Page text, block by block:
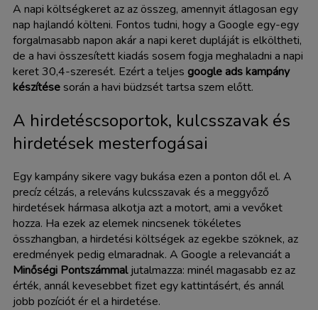
A napi költségkeret az az összeg, amennyit átlagosan egy
nap hajlandó költeni. Fontos tudni, hogy a Google egy-egy
forgalmasabb napon akár a napi keret dupláját is elköltheti,
de a havi összesített kiadás sosem fogja meghaladni a napi
keret 30,4-szeresét. Ezért a teljes google ads kampány
készítésesorán a havi büdzsét tartsa szem előtt.
A hirdetéscsoportok, kulcsszavak és
hirdetések mesterfogásai
Egy kampány sikere vagy bukása ezen a ponton dől el. A
precíz célzás, a releváns kulcsszavak és a meggyőző
hirdetések hármasa alkotja azt a motort, ami a vevőket
hozza. Ha ezek az elemek nincsenek tökéletes
összhangban, a hirdetési költségek az egekbe szöknek, az
eredmények pedig elmaradnak. A Google a relevanciát a
Minőségi Pontszámmaljutalmazza: minél magasabb ez az
érték, annál kevesebbet fizet egy kattintásért, és annál
jobb pozíciót ér el a hirdetése.